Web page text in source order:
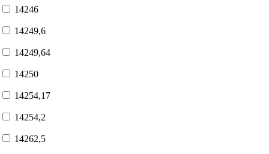
14246
14249,6
14249,64
14250
14254,17
14254,2
14262,5